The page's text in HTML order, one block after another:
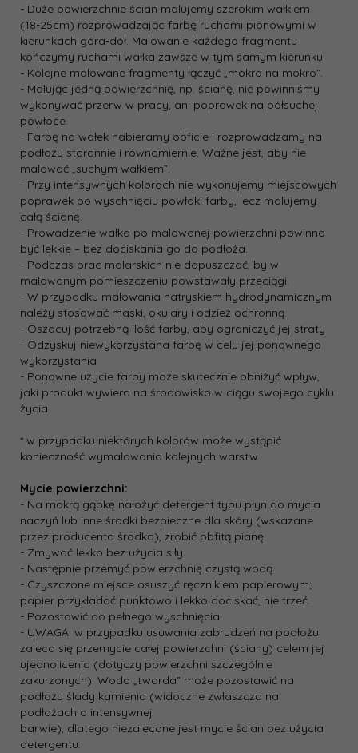
- Duże powierzchnie ścian malujemy szerokim wałkiem
(18­-25cm) rozprowadzając farbę ruchami pionowymi w
kierunkach góra-­dół. Malowanie każdego fragmentu
kończymy ruchami wałka zawsze w tym samym kierunku.
- Kolejne malowane fragmenty łączyć „mokro na mokro”.
- Malując jedną powierzchnię, np. ścianę, nie powinniśmy
wykonywać przerw w pracy, ani poprawek na półsuchej
powłoce.
- Farbę na wałek nabieramy obficie i rozprowadzamy na
podłożu starannie i równomiernie. Ważne jest, aby nie
malować „suchym wałkiem”.
- Przy intensywnych kolorach nie wykonujemy miejscowych
poprawek po wyschnięciu powłoki farby, lecz malujemy
całą ścianę.
- Prowadzenie wałka po malowanej powierzchni powinno
być lekkie – bez dociskania go do podłoża.
- Podczas prac malarskich nie dopuszczać, by w
malowanym pomieszczeniu powstawały przeciągi.
- W przypadku malowania natryskiem hydrodynamicznym
należy stosować maski, okulary i odzież ochronną.
- Oszacuj potrzebną ilość farby, aby ograniczyć jej straty
- Odzyskuj niewykorzystana farbę w celu jej ponownego
wykorzystania
- Ponowne użycie farby może skutecznie obniżyć wpływ,
jaki produkt wywiera na środowisko w ciągu swojego cyklu
życia
* w przypadku niektórych kolorów może wystąpić
konieczność wymalowania kolejnych warstw
Mycie powierzchni:
- Na mokrą gąbkę nałożyć detergent typu płyn do mycia
naczyń lub inne środki bezpieczne dla skóry (wskazane
przez producenta środka), zrobić obfitą pianę.
- Zmywać lekko bez użycia siły.
- Następnie przemyć powierzchnię czystą wodą.
- Czyszczone miejsce osuszyć ręcznikiem papierowym;
papier przykładać punktowo i lekko dociskać, nie trzeć.
- Pozostawić do pełnego wyschnięcia.
- UWAGA: w przypadku usuwania zabrudzeń na podłożu
zaleca się przemycie całej powierzchni (ściany) celem jej
ujednolicenia (dotyczy powierzchni szczególnie
zakurzonych). Woda „twarda” może pozostawić na
podłożu ślady kamienia (widoczne zwłaszcza na
podłożach o intensywnej
barwie), dlatego niezalecane jest mycie ścian bez użycia
detergentu.